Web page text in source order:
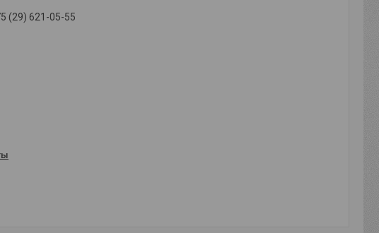
(29) 621-05-55